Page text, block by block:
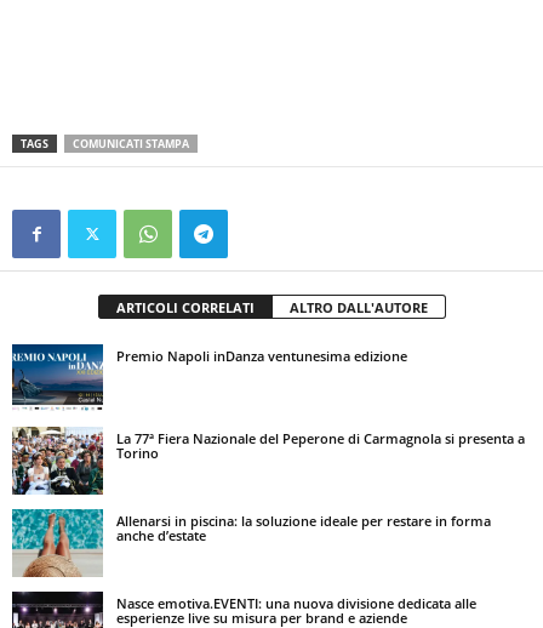
TAGS COMUNICATI STAMPA
ARTICOLI CORRELATI ALTRO DALL'AUTORE
Premio Napoli inDanza ventunesima edizione
La 77ª Fiera Nazionale del Peperone di Carmagnola si presenta a
Torino
Allenarsi in piscina: la soluzione ideale per restare in forma
anche d’estate
Nasce emotiva.EVENTI: una nuova divisione dedicata alle
esperienze live su misura per brand e aziende